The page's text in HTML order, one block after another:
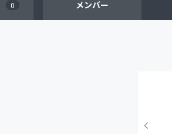
0 メンバー